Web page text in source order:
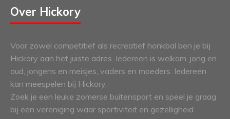
Over Hickory
Voor zowel competitief als recreatief honkbal ben je bij
Hickory aan het juiste adres. Iedereen is welkom, jong en
oud, jongens en meisjes, vaders en moeders. Iedereen
kan meespelen bij Hickory.
Zoek je een leuke zomerse buitensport en speel je graag
bij een vereniging waar sportiviteit en gezelligheid